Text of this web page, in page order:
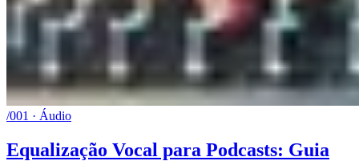
/001 · Áudio
Equalização Vocal para Podcasts: Guia